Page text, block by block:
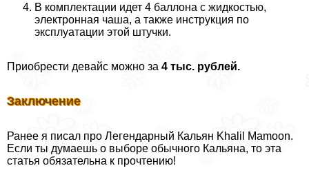
В комплектации идет 4 баллона с жидкостью,
электронная чаша, а также инструкция по
эксплуатации этой штучки.
Приобрести девайс можно за 4 тыс. рублей.
Заключение
Ранее я писал про Легендарный Кальян Khalil Mamoon.
Если ты думаешь о выборе обычного Кальяна, то эта
статья обязательна к прочтению!